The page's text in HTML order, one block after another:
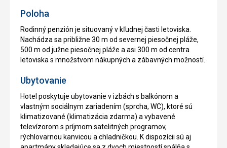
Poloha
Rodinný penzión je situovaný v kľudnej časti letoviska.
Nachádza sa približne 30 m od severnej piesočnej pláže,
500 m od južne piesočnej pláže a asi 300 m od centra
letoviska s množstvom nákupných a zábavných možností.
Ubytovanie
Hotel poskytuje ubytovanie v izbách s balkónom a
vlastným sociálnym zariadením (sprcha, WC), ktoré sú
klimatizované (klimatizácia zdarma) a vybavené
televízorom s príjmom satelitných programov,
rýchlovarnou kanvicou a chladničkou. K dispozícii sú aj